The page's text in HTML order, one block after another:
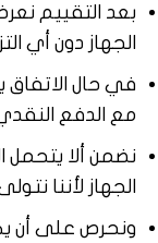
بعد التقييم
الجهاز دون أي
في حال الاتفاق
مع الدفع
نضمن ألا يتحمل
الجهاز لأننا
ونحرص على أن